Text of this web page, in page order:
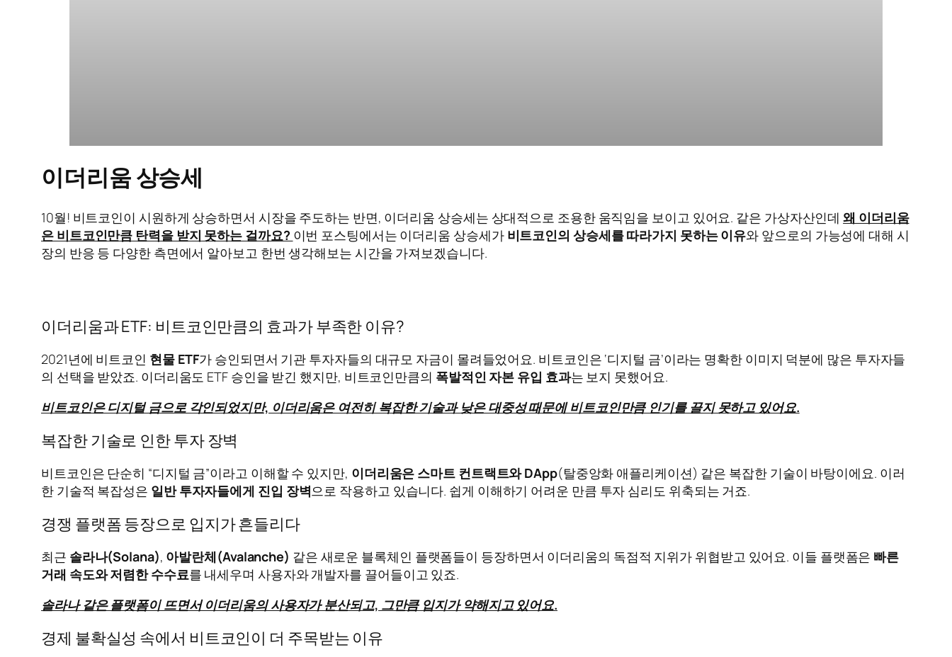
이더리움 상승세
10월! 비트코인이 시원하게 상승하면서 시장을 주도하는 반면, 이더리움 상승세는 상대적으로 조용한 움직임을 보이고 있어요. 같은 가상자산인데왜 이더리움
은 비트코인만큼 탄력을 받지 못하는 걸까요? 이번 포스팅에서는 이더리움 상승세가 비트코인의 상승세를 따라가지 못하는 이유와 앞으로의 가능성에 대해 시
장의 반응 등 다양한 측면에서 알아보고 한번 생각해보는 시간을 가져보겠습니다.
이더리움과 ETF: 비트코인만큼의 효과가 부족한 이유?
2021년에 비트코인 현물 ETF가 승인되면서 기관 투자자들의 대규모 자금이 몰려들었어요. 비트코인은 ‘디지털 금’이라는 명확한 이미지 덕분에 많은 투자자들
의 선택을 받았죠. 이더리움도 ETF 승인을 받긴 했지만, 비트코인만큼의 폭발적인 자본 유입 효과는 보지 못했어요.
비트코인은 디지털 금으로 각인되었지만, 이더리움은 여전히 복잡한 기술과 낮은 대중성 때문에 비트코인만큼 인기를 끌지 못하고 있어요.
복잡한 기술로 인한 투자 장벽
비트코인은 단순히 “디지털 금”이라고 이해할 수 있지만, 이더리움은 스마트 컨트랙트와 DApp(탈중앙화 애플리케이션) 같은 복잡한 기술이 바탕이에요. 이러
한 기술적 복잡성은 일반 투자자들에게 진입 장벽으로 작용하고 있습니다. 쉽게 이해하기 어려운 만큼 투자 심리도 위축되는 거죠.
경쟁 플랫폼 등장으로 입지가 흔들리다
최근 솔라나(Solana), 아발란체(Avalanche) 같은 새로운 블록체인 플랫폼들이 등장하면서 이더리움의 독점적 지위가 위협받고 있어요. 이들 플랫폼은 빠른
거래 속도와 저렴한 수수료를 내세우며 사용자와 개발자를 끌어들이고 있죠.
솔라나 같은 플랫폼이 뜨면서 이더리움의 사용자가 분산되고, 그만큼 입지가 약해지고 있어요.
경제 불확실성 속에서 비트코인이 더 주목받는 이유